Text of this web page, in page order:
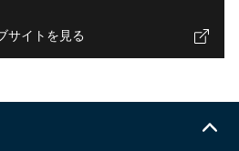
サイトを見る